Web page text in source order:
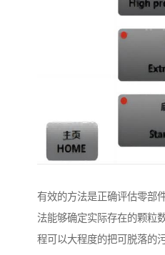
有效的方法是正确评估零部
法能够确定实际存在的颗粒
程可以大程度的把可脱落的